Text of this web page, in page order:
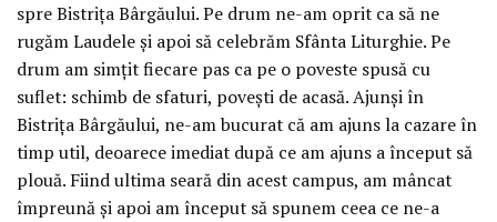
spre Bistrița Bârgăului. Pe drum ne-am oprit ca să ne
rugăm Laudele și apoi să celebrăm Sfânta Liturghie. Pe
drum am simțit fiecare pas ca pe o poveste spusă cu
suflet: schimb de sfaturi, povești de acasă. Ajunși în
Bistrița Bârgăului, ne-am bucurat că am ajuns la cazare în
timp util, deoarece imediat după ce am ajuns a început să
plouă. Fiind ultima seară din acest campus, am mâncat
împreună și apoi am început să spunem ceea ce ne-a